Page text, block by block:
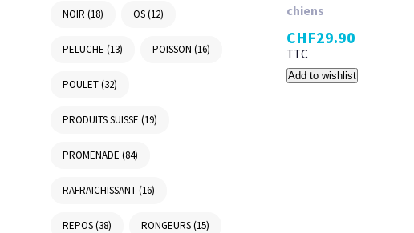
NOIR (18) OS(12)
PELUCHE (13) POISSON (16)
POULET(32)
PRODUITS SUISSE (19)
PROMENADE (84)
RAFRAICHISSANT(16)
REPOS(38) RONGEURS(15)
chiens
CHF29.90
TTC
Add to wishlist